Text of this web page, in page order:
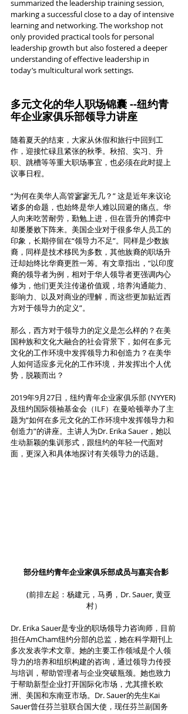
summarized the leadership training session,
marking a successful close to a day of intensive
learning and networking. The workshop not
only provided practical tools for personal
leadership growth but also fostered a deeper
understanding of effective leadership in
today’s multicultural work settings.
多元文化的华人职场锦囊 --纽约青
年企业家俱乐部领导力讲座
随着夏天的结束，大家从休假和旅行中回到工
作，迎接忙碌且紧张的秋季。秋招、实习、升
职、跳槽等等重大职场事宜，也必须在此时提上
议事日程。
“为何在美华人高管寥寥无几？” 这是近年来议论
诸多的命题，也始终是华人难以回避的痛点。华
人向来吃苦耐劳，勤勉上进，但在晋升的博弈中
却屡屡败下阵来。美国企业对于很多华人员工的
印象，长期停留在“领导力不足”。同样是少数族
裔，同样是技术移民为多数，其他族裔的职场升
迁却始终比华裔更胜一筹。有文章指出，“以印度
裔的领导者为例，相对于华人领导者更强调内心
修为，他们更关注传递价值观，培养沟通能力、
影响力、以及对商业的理解，而这些更加贴近西
方对于领导力的定义”。
那么，西方对于领导力的定义是怎么样的？在美
国种族和文化大融合的社会背景下，如何在多元
文化的工作环境中发挥领导力和创造力？在美华
人如何适应多元化的工作环境，并发挥出个人优
势，脱颖而出？
2019年9月27日，纽约青年企业家俱乐部 (NYYER)
及纽约国际领袖基金会（ILF）在曼哈顿举办了主
题为“如何在多元文化的工作环境中发挥领导力和
创造力”的讲座。主讲人为Dr. Erika Sauer，她以
生动新颖的集训形式，跟纽约的年轻一代面对
面，更深入和具体地探讨有关领导力的话题。
  部分纽约青年企业家俱乐部成员与嘉宾合影
村）
Dr. Erika Sauer是专业的职场领导力咨询师，目前
担任AmCham纽约分部的总监，她在科学期刊上
多次发表学术文章。她的主要工作领域是个人领
导力的培养和组织构建的咨询，通过领导力传授
与培训，帮助管理者与企业突破瓶颈。她也致力
于帮助新型企业打开国际化市场，尤其擅长欧
洲、美国和东南亚市场。Dr. Sauer的先生Kai
Sauer曾任芬兰驻联合国大使，现任芬兰副国务